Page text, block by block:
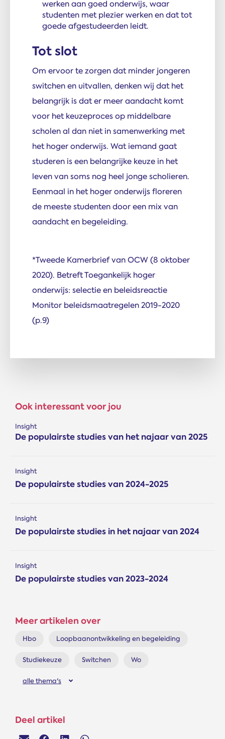
werken aan goed onderwijs, waar
studenten met plezier werken en dat tot
goede afgestudeerden leidt.
Tot slot
Om ervoor te zorgen dat minder jongeren
switchen en uitvallen, denken wij dat het
belangrijk is dat er meer aandacht komt
voor het keuzeproces op middelbare
scholen al dan niet in samenwerking met
het hoger onderwijs. Wat iemand gaat
studeren is een belangrijke keuze in het
leven van soms nog heel jonge scholieren.
Eenmaal in het hoger onderwijs floreren
de meeste studenten door een mix van
aandacht en begeleiding.
*Tweede Kamerbrief van OCW (8 oktober
2020). Betreft Toegankelijk hoger
onderwijs: selectie en beleidsreactie
Monitor beleidsmaatregelen 2019-2020
(p.9)
Ook interessant voor jou
Insight
De populairste studies van het najaar van 2025
Insight
De populairste studies van 2024-2025
Insight
De populairste studies in het najaar van 2024
Insight
De populairste studies van 2023-2024
Meer artikelen over
Hbo Loopbaanontwikkeling en begeleiding
Studiekeuze Switchen Wo
alle thema's
Deel artikel